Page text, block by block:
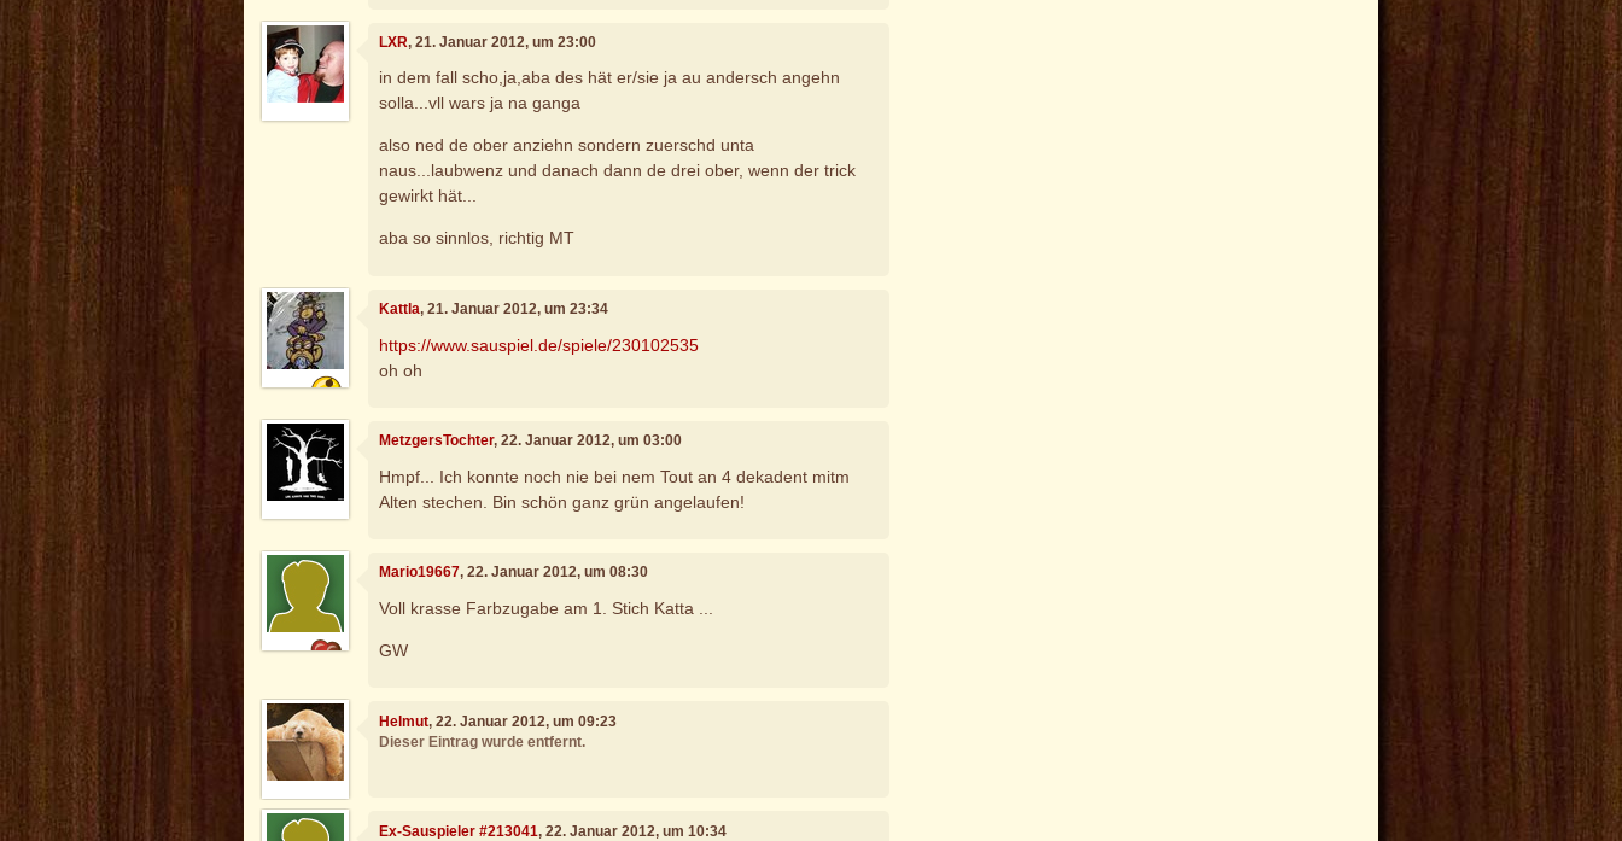
LXR, 21. Januar 2012, um 23:00
in dem fall scho,ja,aba des hät er/sie ja au andersch angehn
solla...vll wars ja na ganga
also ned de ober anziehn sondern zuerschd unta
naus...laubwenz und danach dann de drei ober, wenn der trick
gewirkt hät...
aba so sinnlos, richtig MT
Kattla, 21. Januar 2012, um 23:34
https://www.sauspiel.de/spiele/230102535
oh oh
MetzgersTochter, 22. Januar 2012, um 03:00
Hmpf... Ich konnte noch nie bei nem Tout an 4 dekadent mitm
Alten stechen. Bin schön ganz grün angelaufen!
Mario19667, 22. Januar 2012, um 08:30
Voll krasse Farbzugabe am 1. Stich Katta ...
GW
Helmut, 22. Januar 2012, um 09:23
Dieser Eintrag wurde entfernt.
Ex-Sauspieler #213041, 22. Januar 2012, um 10:34